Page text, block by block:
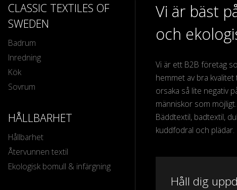
CLASSIC TEXTILES OF
SWEDEN
Badrum
Inredning
Kök
Sovrum
HÅLLBARHET
Hållbarhet
Återvunnen textil
Ekologisk bomull & infärgning
Vi är bäst
och
Vi är ett B2B företag
hemmet av bra
orsaka så lite negativ
människor som
Bäddtextil, badtextil,
kuddfodral och plädar.
Håll dig